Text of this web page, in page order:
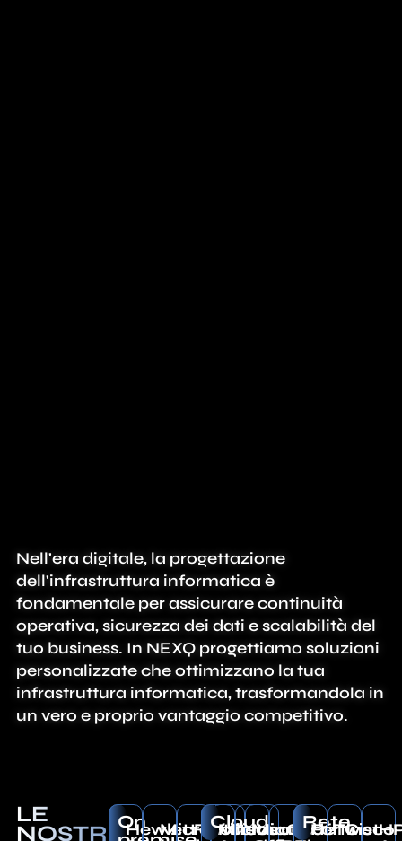
Nell'era digitale, la progettazione
dell'infrastruttura informatica è
fondamentale per assicurare continuità
operativa, sicurezza dei dati e scalabilità del
tuo business. In NEXQ progettiamo soluzioni
personalizzate che ottimizzano la tua
infrastruttura informatica, trasformandola in
un vero e proprio vantaggio competitivo.
LE
NOSTREOn
HewlettMicrosoft
Fortinet
CiscoAruba
Cloud
Microsoft
Microsoft
CodeTwo
Rete
Fortinet
Cisco